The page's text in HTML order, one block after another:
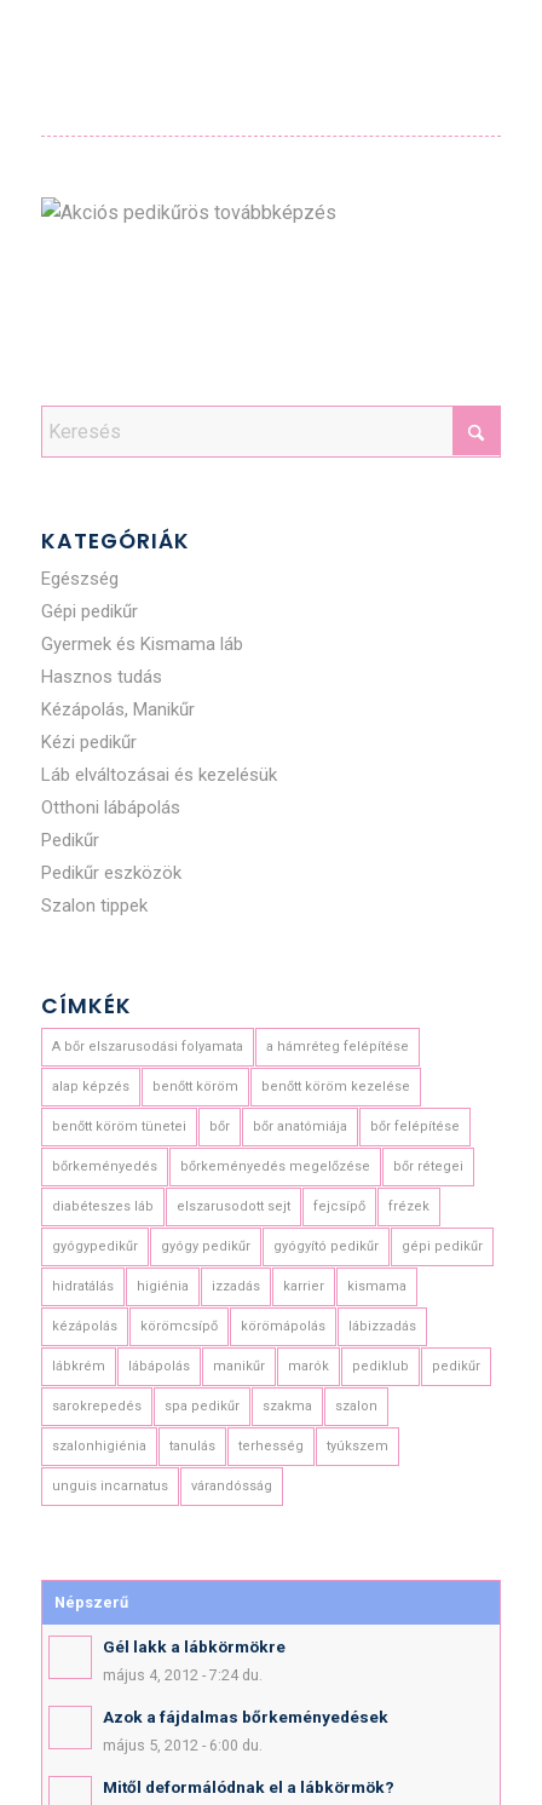
KATEGÓRIÁK
Egészség
Gépi pedikűr
Gyermek és Kismama láb
Hasznos tudás
Kézápolás, Manikűr
Kézi pedikűr
Láb elváltozásai és kezelésük
Otthoni lábápolás
Pedikűr
Pedikűr eszközök
Szalon tippek
CÍMKÉK
A bőr elszarusodási folyamata a hámréteg felépítése
alap képzés benőtt köröm benőtt köröm kezelése
benőtt köröm tünetei bőr bőr anatómiája bőr felépítése
bőrkeményedés bőrkeményedés megelőzése bőr rétegei
diabéteszes láb elszarusodott sejt fejcsípő frézek
gyógypedikűr gyógy pedikűr gyógyító pedikűr gépi pedikűr
hidratálás higiénia izzadás karrier kismama
kézápolás körömcsípő körömápolás lábizzadás
lábkrém lábápolás manikűr marók pediklub pedikűr
sarokrepedés spa pedikűr szakma szalon
szalonhigiénia tanulás terhesség tyúkszem
unguis incarnatus várandósság
Népszerű
Gél lakk a lábkörmökre
május 4, 2012 - 7:24 du.
Azok a fájdalmas bőrkeményedések
május 5, 2012 - 6:00 du.
Mitől deformálódnak el a lábkörmök?